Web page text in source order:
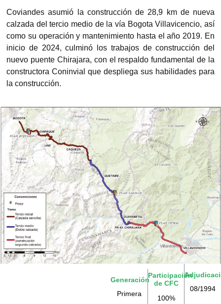
Coviandes asumió la construcción de 28,9 km de nueva
calzada del tercio medio de la vía Bogota Villavicencio, así
como su operación y mantenimiento hasta el año 2019. En
inicio de 2024, culminó los trabajos de construcción del
nuevo puente Chirajara, con el respaldo fundamental de la
constructora Coninvial que despliega sus habilidades para
la construcción.
Generación
Primera
Participación
de CFC
100%
08/1994